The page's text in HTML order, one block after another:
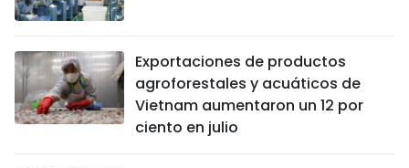
Exportaciones de productos
agroforestales y acuáticos de
Vietnam aumentaron un 12 por
ciento en julio